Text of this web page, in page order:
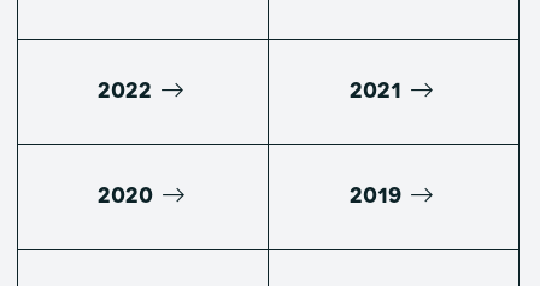
2022 2021
2020 2019